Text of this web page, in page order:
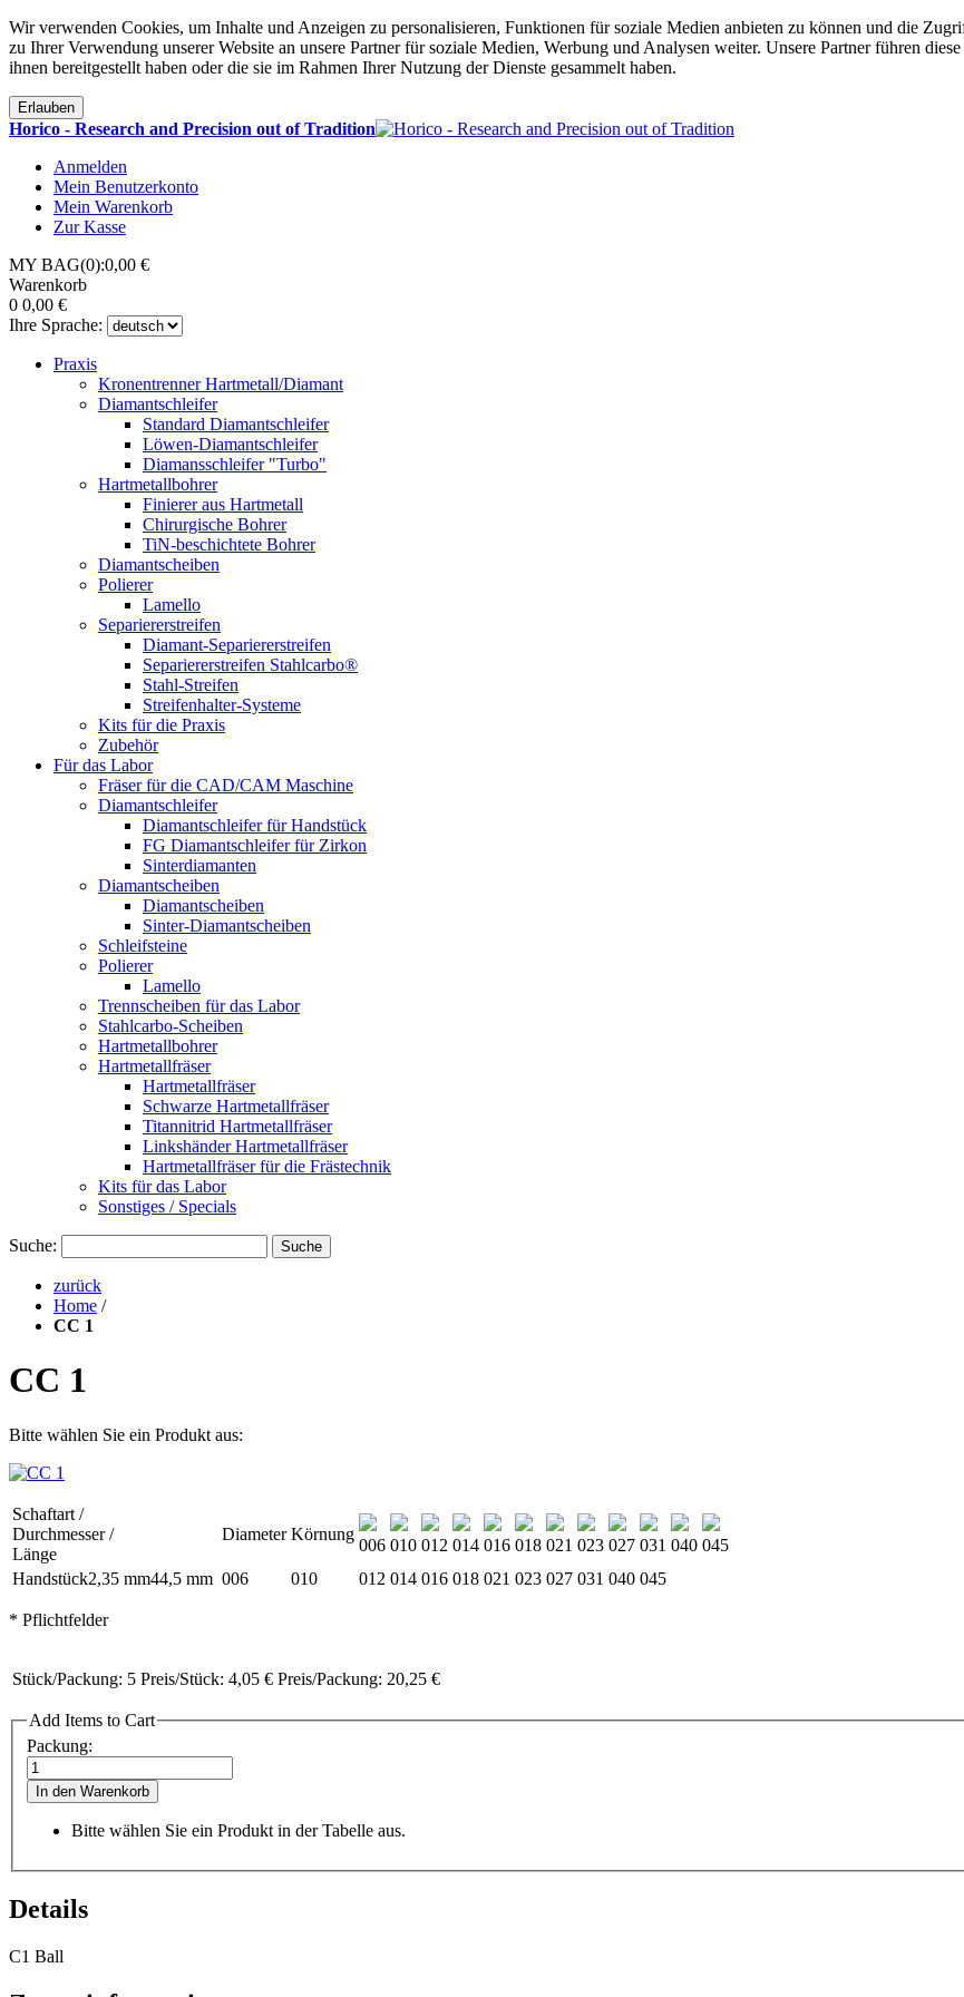
Wir verwenden Cookies, um Inhalte und Anzeigen zu personalisieren, Funktionen für soziale Medien anbieten zu können und die
zu Ihrer Verwendung unserer Website an unsere Partner für soziale Medien, Werbung und Analysen weiter. Unsere Partner führen
ihnen bereitgestellt haben oder die sie im Rahmen Ihrer Nutzung der Dienste gesammelt haben.
Erlauben
Horico - Research and Precision out of Tradition
Anmelden
Mein Benutzerkonto
Mein Warenkorb
Zur Kasse
MY BAG(0):0,00 €
Warenkorb
0 0,00 €
Ihre Sprache:
Praxis
Kronentrenner Hartmetall/Diamant
Diamantschleifer
Standard Diamantschleifer
Löwen-Diamantschleifer
Diamansschleifer "Turbo"
Hartmetallbohrer
Finierer aus Hartmetall
Chirurgische Bohrer
TiN-beschichtete Bohrer
Diamantscheiben
Polierer
Lamello
Separiererstreifen
Diamant-Separiererstreifen
Separiererstreifen Stahlcarbo®
Stahl-Streifen
Streifenhalter-Systeme
Kits für die Praxis
Zubehör
Für das Labor
Fräser für die CAD/CAM Maschine
Diamantschleifer
Diamantschleifer für Handstück
FG Diamantschleifer für Zirkon
Sinterdiamanten
Diamantscheiben
Diamantscheiben
Sinter-Diamantscheiben
Schleifsteine
Polierer
Lamello
Trennscheiben für das Labor
Stahlcarbo-Scheiben
Hartmetallbohrer
Hartmetallfräser
Hartmetallfräser
Schwarze Hartmetallfräser
Titannitrid Hartmetallfräser
Linkshänder Hartmetallfräser
Hartmetallfräser für die Frästechnik
Kits für das Labor
Sonstiges / Specials
Suche: Suche
zurück
Home /
CC 1
CC 1
Bitte wählen Sie ein Produkt aus:
Schaftart /
Durchmesser /
Länge
Diameter Körnung
006 010 012 014 016 018 021 023 027 031 040 045
Handstück2,35 mm44,5 mm 006 010 012 014 016 018 021 023 027 031 040 045
* Pflichtfelder
Stück/Packung: 5 Preis/Stück: 4,05 € Preis/Packung: 20,25 €
Add Items to Cart
Packung:
In den Warenkorb
Bitte wählen Sie ein Produkt in der Tabelle aus.
Details
C1 Ball